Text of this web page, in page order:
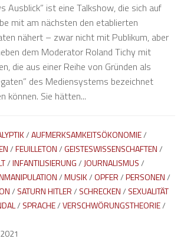
Ausblick” ist eine Talkshow, die sich auf
mit am nächsten den etablierten
nähert – zwar nicht mit Publikum, aber
dem Moderator Roland Tichy mit
die aus einer Reihe von Gründen als
des Mediensystems bezeichnet
können. Sie hätten...
/AUFMERKSAMKEITSÖKONOMIE/
/FEUILLETON/GEISTESWISSENSCHAFTEN/
/INFANTILISIERUNG/JOURNALISMUS/
/MUSIK/OPFER/PERSONEN/
/ SATURN HITLER/ SCHRECKEN/ SEXUALITÄT
/ SPRACHE/VERSCHWÖRUNGSTHEORIE/